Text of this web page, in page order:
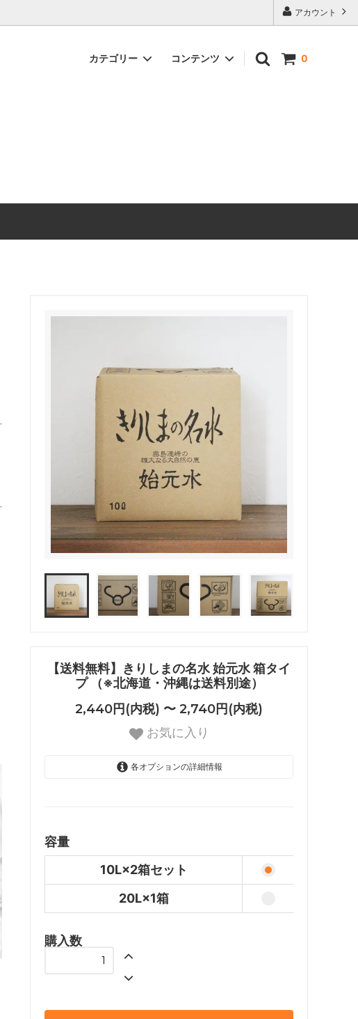
アカウント
0
カテゴリー コンテンツ
【送料無料】きりしまの名水 始元水 箱タイ
プ （※北海道・沖縄は送料別途）
2,440円(内税) 〜 2,740円(内税)
お気に入り
各オプションの詳細情報
容量
10L×2箱セット
20L×1箱
購入数